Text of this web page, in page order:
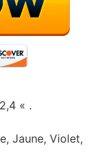
« .
Jaune, Violet,